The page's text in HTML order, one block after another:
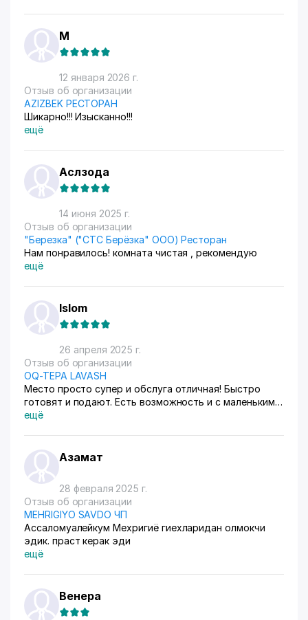
М
12 января 2026 г.
Отзыв об организации
AZIZBEK РЕСТОРАН
Шикарно!!! Изысканно!!!
ещё
Аслзода
14 июня 2025 г.
Отзыв об организации
"Березка" ("СТС Берёзка" ООО) Ресторан
Нам понравилось! комната чистая , рекомендую
ещё
Islom
26 апреля 2025 г.
Отзыв об организации
OQ-TEPA LAVASH
Место просто супер и обслуга отличная! Быстро
готовят и подают. Есть возможность и с маленькими
детьми посидеть и поесть.👍
ещё
Азамат
28 февраля 2025 г.
Отзыв об организации
MEHRIGIYO SAVDO ЧП
Ассаломуалейкум Мехригиё гиехларидан олмокчи
эдик. праст керак эди
ещё
Венера